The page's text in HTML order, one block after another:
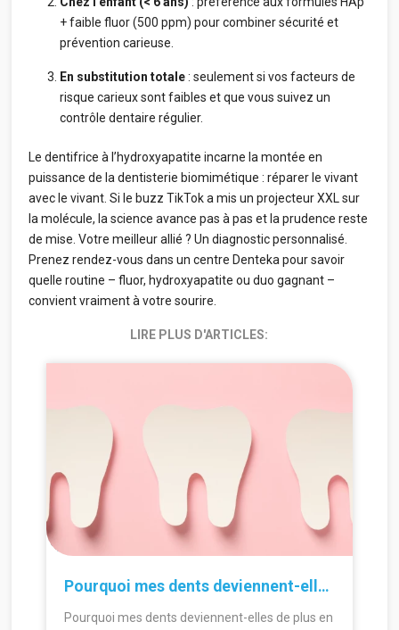
+ faible fluor (500 ppm) pour combiner sécurité et
prévention carieuse.
En substitution totale: seulement si vos facteurs de
risque carieux sont faibles et que vous suivez un
contrôle dentaire régulier.
Le dentifrice à l’hydroxyapatite incarne la montée en
puissance de la dentisterie biomimétique : réparer le vivant
avec le vivant. Si le buzz TikTok a mis un projecteur XXL sur
la molécule, la science avance pas à pas et la prudence reste
de mise. Votre meilleur allié ? Un diagnostic personnalisé.
Prenez rendez-vous dans un centre Denteka pour savoir
quelle routine – fluor, hydroxyapatite ou duo gagnant –
convient vraiment à votre sourire.
LIRE PLUS D'ARTICLES:
30.06.2026
Pourquoi mes dents deviennent-elles de plus en plus fines ?
Pourquoi mes dents deviennent-elles de plus en